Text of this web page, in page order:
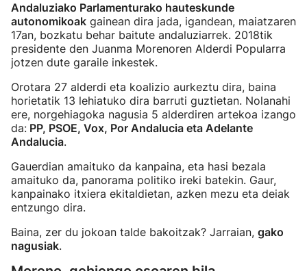
Andaluziako Parlamenturako hauteskunde
autonomikoak gainean dira jada, igandean, maiatzaren
17an, bozkatu behar baitute andaluziarrek. 2018tik
presidente den Juanma Morenoren Alderdi Popularra
jotzen dute garaile inkestek.
Orotara 27 alderdi eta koalizio aurkeztu dira, baina
horietatik 13 lehiatuko dira barruti guztietan. Nolanahi
ere, norgehiagoka nagusia 5 alderdiren artekoa izango
da: PP, PSOE, Vox, Por Andalucia eta Adelante
Andalucia.
Gauerdian amaituko da kanpaina, eta hasi bezala
amaituko da, panorama politiko ireki batekin. Gaur,
kanpainako itxiera ekitaldietan, azken mezu eta deiak
entzungo dira.
Baina, zer du jokoan talde bakoitzak? Jarraian, gako
nagusiak.